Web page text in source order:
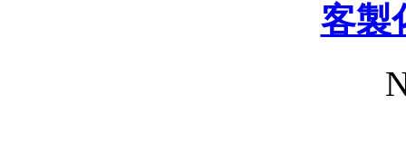
客製